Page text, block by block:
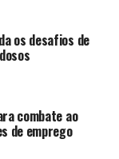
os desafios de
combate ao
de emprego